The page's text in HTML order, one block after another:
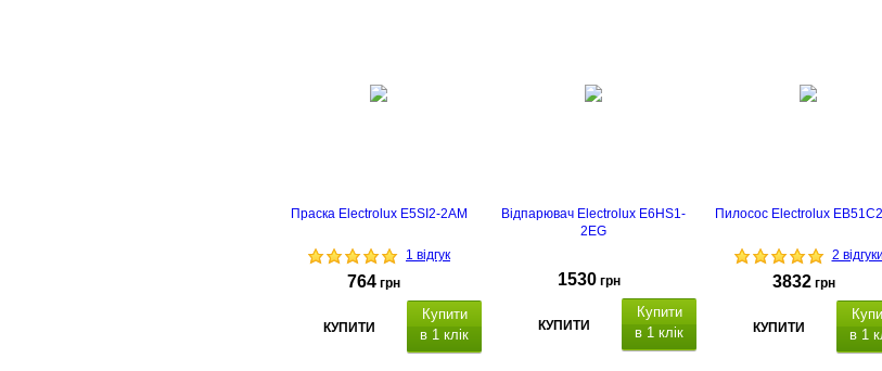
Праска Electrolux E5SI2-2AM
1 відгук
764 грн
КУПИТИ
Купити
в 1 клік
Відпарювач Electrolux E6HS1-
2EG
1530 грн
КУПИТИ
Купити
в 1 клік
Пилосос Electrolux
2 відгуки
3832 грн
КУПИТИ
в 1